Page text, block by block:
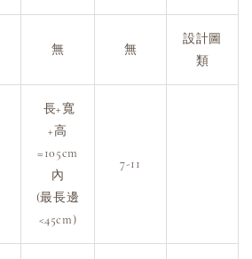
無 無
設計圖
類
長+寬
+高
=105cm
內
(最長邊
<45cm)
7-11